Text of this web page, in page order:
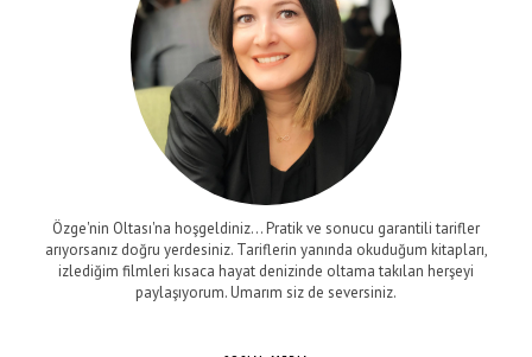
Özge'nin Oltası'na hoşgeldiniz... Pratik ve sonucu garantili tarifler
arıyorsanız doğru yerdesiniz. Tariflerin yanında okuduğum kitapları,
izlediğim filmleri kısaca hayat denizinde oltama takılan herşeyi
paylaşıyorum. Umarım siz de seversiniz.